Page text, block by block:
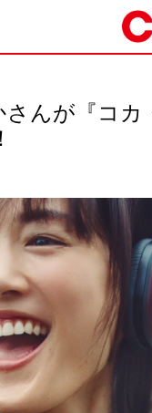
さんが『コ